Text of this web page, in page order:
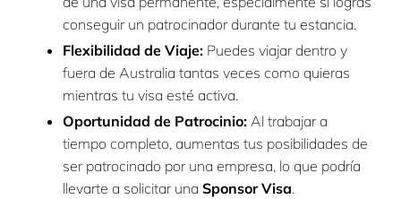
conseguir un patrocinador durante tu estancia.
Flexibilidad de Viaje: Puedes viajar dentro y
fuera de Australia tantas veces como quieras
mientras tu visa esté activa.
Oportunidad de Patrocinio: Al trabajar a
tiempo completo, aumentas tus posibilidades de
ser patrocinado por una empresa, lo que podría
llevarte a solicitar una Sponsor Visa.